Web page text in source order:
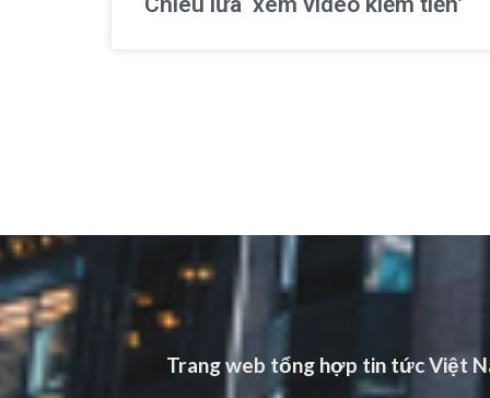
Trang web tổng hợp tin tức Việt